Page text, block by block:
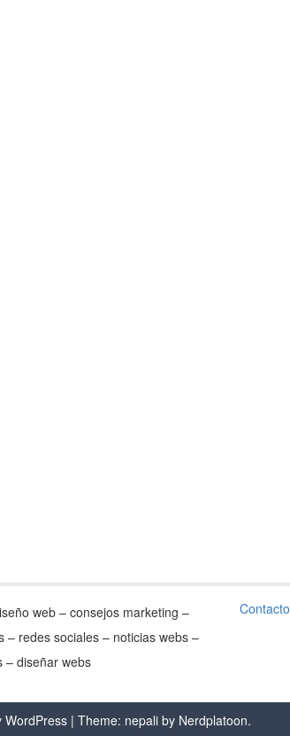
web – consejos marketing –
– redes sociales – noticias webs –
– diseñar webs
Contacto
WordPress | Theme: nepali by Nerdplatoon.